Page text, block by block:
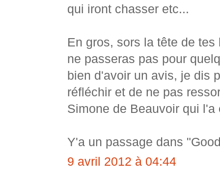
qui iront chasser etc...
En gros, sors la tête de
ne passeras pas pour
bien d'avoir un avis, je dis
réfléchir et de ne pas
Simone de Beauvoir qui l'a
Y'a un passage dans
9 avril 2012 à 04:44